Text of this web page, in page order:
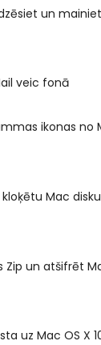
un
veic fonā
ikonas no
Mac disku
Zip un atšifrēt
uz Mac OS X